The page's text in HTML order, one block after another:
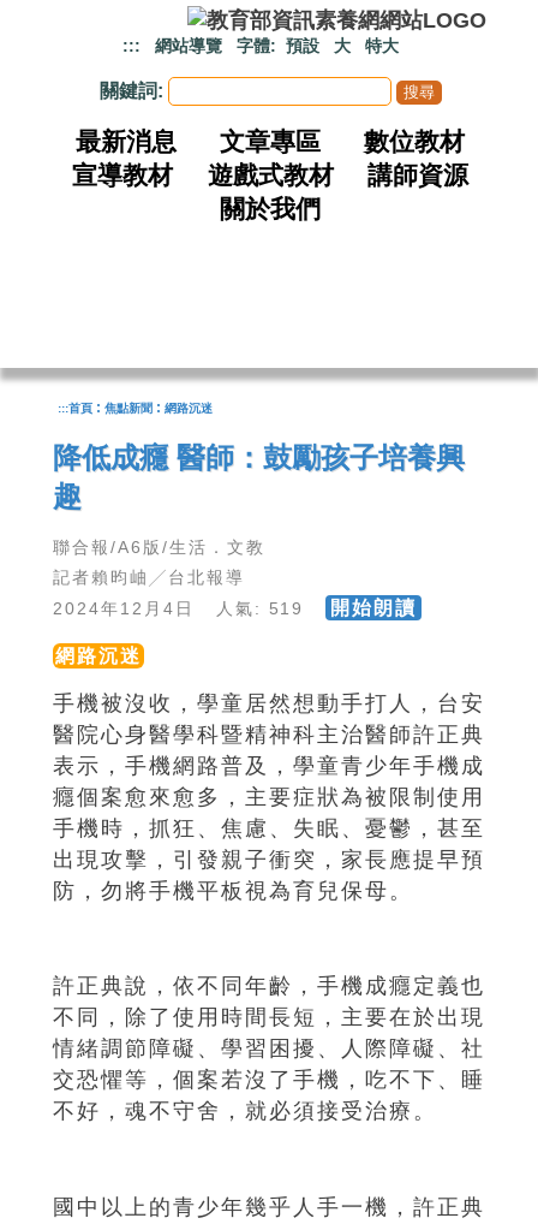
::: 網站導覽 字體: 預設 大 特大
關鍵詞:
最新消息 文章專區
數位教材
宣導教材
遊戲式教材
講師資源
關於我們
:::首頁 : 焦點新聞 : 網路沉迷
降低成癮 醫師：鼓勵孩子培養興
趣
聯合報/A6版/生活．文教
記者賴昀岫╱台北報導
2024年12月4日 人氣: 519
開始朗讀
網路沉迷
手機被沒收，學童居然想動手打人，台安
醫院心身醫學科暨精神科主治醫師許正典
表示，手機網路普及，學童青少年手機成
癮個案愈來愈多，主要症狀為被限制使用
手機時，抓狂、焦慮、失眠、憂鬱，甚至
出現攻擊，引發親子衝突，家長應提早預
防，勿將手機平板視為育兒保母。
許正典說，依不同年齡，手機成癮定義也
不同，除了使用時間長短，主要在於出現
情緒調節障礙、學習困擾、人際障礙、社
交恐懼等，個案若沒了手機，吃不下、睡
不好，魂不守舍，就必須接受治療。
國中以上的青少年幾乎人手一機，許正典